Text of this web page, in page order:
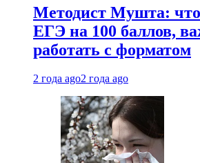
Методист Мушта:
ЕГЭ на 100 баллов,
работать с форматом
2 года ago2 года ago